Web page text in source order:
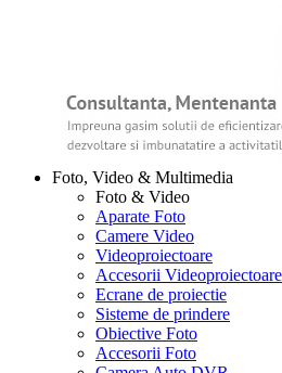
Foto, Video & Multimedia
Foto & Video
Aparate Foto
Camere Video
Videoproiectoare
Accesorii Videoproiectoare
Ecrane de proiectie
Sisteme de prindere
Obiective Foto
Accesorii Foto